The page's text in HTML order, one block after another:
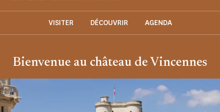
VISITER DÉCOUVRIR AGENDA
Bienvenue au château de Vincennes